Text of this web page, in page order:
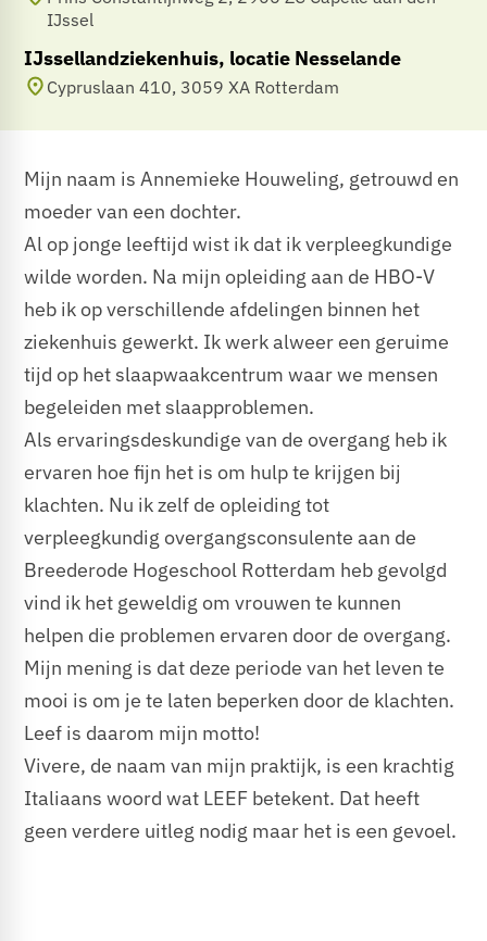
IJssel
IJssellandziekenhuis, locatie Nesselande
Cypruslaan 410, 3059 XA Rotterdam
Mijn naam is Annemieke Houweling, getrouwd en
moeder van een dochter.
Al op jonge leeftijd wist ik dat ik verpleegkundige
wilde worden. Na mijn opleiding aan de HBO-V
heb ik op verschillende afdelingen binnen het
ziekenhuis gewerkt. Ik werk alweer een geruime
tijd op het slaapwaakcentrum waar we mensen
begeleiden met slaapproblemen.
Als ervaringsdeskundige van de overgang heb ik
ervaren hoe fijn het is om hulp te krijgen bij
klachten. Nu ik zelf de opleiding tot
verpleegkundig overgangsconsulente aan de
Breederode Hogeschool Rotterdam heb gevolgd
vind ik het geweldig om vrouwen te kunnen
helpen die problemen ervaren door de overgang.
Mijn mening is dat deze periode van het leven te
mooi is om je te laten beperken door de klachten.
Leef is daarom mijn motto!
Vivere, de naam van mijn praktijk, is een krachtig
Italiaans woord wat LEEF betekent. Dat heeft
geen verdere uitleg nodig maar het is een gevoel.